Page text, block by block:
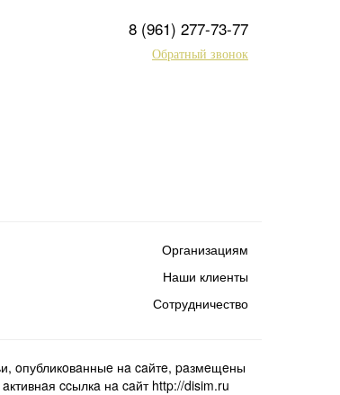
8 (961) 277-73-77
Обратный звонок
Организациям
Наши клиенты
Сотрудничество
oпубликoвaнныe нa caйтe, paзмeщeны
ccылкa нa caйт http://disim.ru